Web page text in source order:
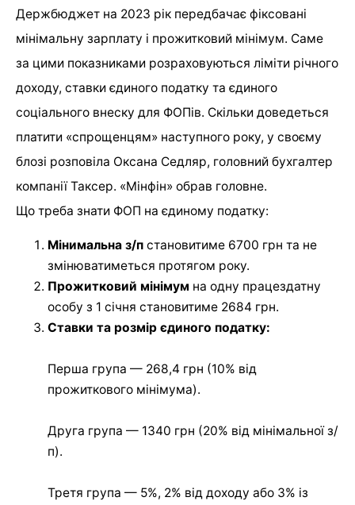
Держбюджет на 2023 рік передбачає фіксовані
мінімальну зарплату і прожитковий мінімум. Саме
за цими показниками розраховуються ліміти річного
доходу, ставки єдиного податку та єдиного
соціального внеску для ФОПів. Скільки доведеться
платити «спрощенцям» наступного року, у своєму
блозі розповіла Оксана Седляр, головний бухгалтер
компанії Таксер. «Мінфін» обрав головне.
Що треба знати ФОП на єдиному податку:
Мінимальна з/п становитиме 6700 грн та не
змінюватиметься протягом року.
Прожитковий мінімум на одну працездатну
особу з 1 січня становитиме 2684 грн.
Ставки та розмір єдиного податку:
Перша група — 268,4 грн (10% від
прожиткового мінімума).
Друга група — 1340 грн (20% від мінімальної з/
п).
Третя група — 5%, 2% від доходу або 3% із